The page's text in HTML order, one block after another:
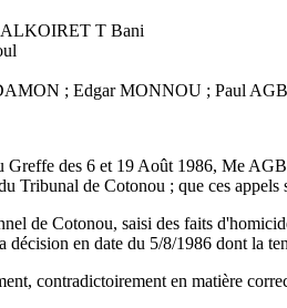
ALKOIRET T Bani
; Edgar MONNOU ; Paul
Greffe des 6 et 19 Août 1986, Me
Tribunal de Cotonou ; que ces
de Cotonou, saisi des faits
décision en date du 5/8/1986 dont la
contradictoirement en matière